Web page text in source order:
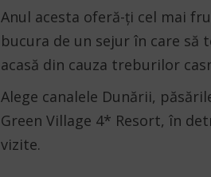
Anul acesta oferă-ți cel mai
bucura de un sejur în care să
acasă din cauza treburilor
Alege canalele Dunării,
Green Village 4* Resort, în
vizite.